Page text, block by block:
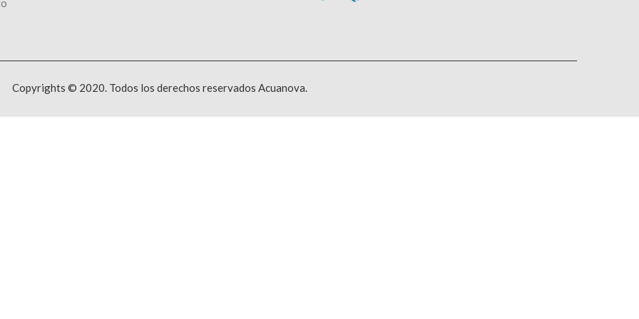
Copyrights © 2020. Todos los derechos reservados Acuanova.